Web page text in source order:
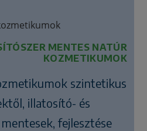
MENTES NATÚR
KOZMETIKUMOK
szintetikus
illatosító- és
fejlesztése